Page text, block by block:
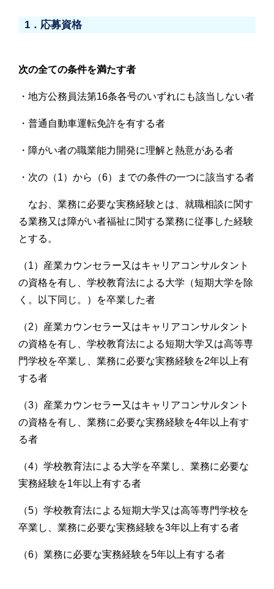
1．応募資格
次の全ての条件を満たす者
・地方公務員法第16条各号のいずれにも該当しない者
・普通自動車運転免許を有する者
・障がい者の職業能力開発に理解と熱意がある者
・次の（1）から（6）までの条件の一つに該当する者
なお、業務に必要な実務経験とは、就職相談に関す
る業務又は障がい者福祉に関する業務に従事した経験
とする。
（1）産業カウンセラー又はキャリアコンサルタント
の資格を有し、学校教育法による大学（短期大学を除
く。以下同じ。）を卒業した者
（2）産業カウンセラー又はキャリアコンサルタント
の資格を有し、学校教育法による短期大学又は高等専
門学校を卒業し、業務に必要な実務経験を2年以上有
する者
（3）産業カウンセラー又はキャリアコンサルタント
の資格を有し、業務に必要な実務経験を4年以上有す
る者
（4）学校教育法による大学を卒業し、業務に必要な
実務経験を1年以上有する者
（5）学校教育法による短期大学又は高等専門学校を
卒業し、業務に必要な実務経験を3年以上有する者
（6）業務に必要な実務経験を5年以上有する者